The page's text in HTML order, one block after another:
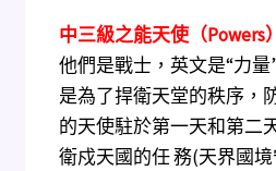
中三級之能天使（Powers）
他們是戰士，英文是“力
是為了捍衛天堂的秩序，
的天使駐於第一天和第二
衛戍天國的任 務(天界國